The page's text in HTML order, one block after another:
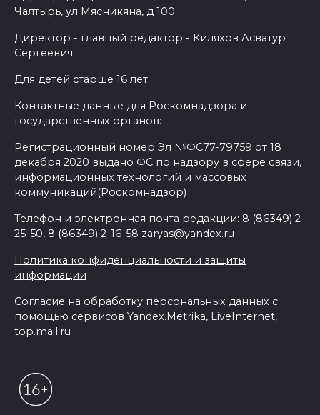
Чалтырь, ул Мясникяна, д 100.
Директор - главный редактор - Киляхов Асватур
Сергеевич.
Для детей старше 16 лет.
Контактные данные для Роскомнадзора и
государственных органов:
Регистрационный номер Эл №ФС77-79759 от 18
декабря 2020 выдано ФС по надзору в сфере связи,
информационных технологий и массовых
коммуникаций(Роскомнадзор)
Телефон и электронная почта редакции: 8 (86349) 2-
25-50, 8 (86349) 2-16-58 zaryas@yandex.ru
Политика конфиденциальности и защиты
информации
Согласие на обработку персональных данных с
помощью сервисов Yandex.Metrika, LiveInternet,
top.mail.ru